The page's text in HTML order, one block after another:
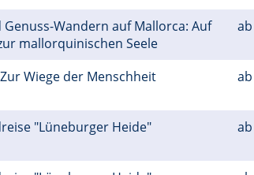
Wandern auf Mallorca: Auf
mallorquinischen Seele
ab
Wiege der Menschheit ab
"Lüneburger Heide" ab